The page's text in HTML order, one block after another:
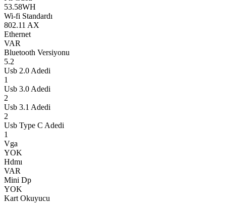
53.58WH
Wi-fi Standardı
802.11 AX
Ethernet
VAR
Bluetooth Versiyonu
5.2
Usb 2.0 Adedi
1
Usb 3.0 Adedi
2
Usb 3.1 Adedi
2
Usb Type C Adedi
1
Vga
YOK
Hdmı
VAR
Mini Dp
YOK
Kart Okuyucu